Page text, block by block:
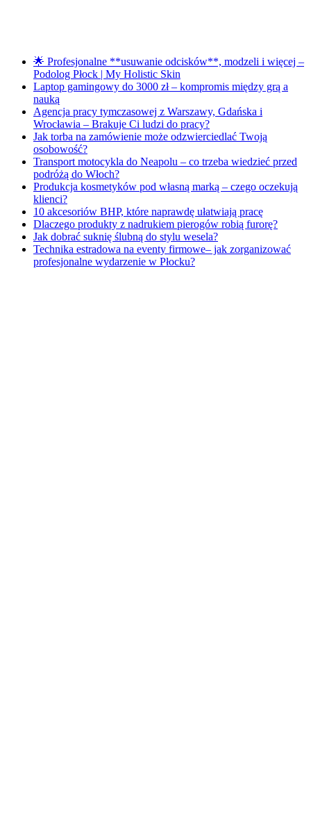
🌟 Profesjonalne **usuwanie odcisków**, modzeli i więcej –
Podolog Płock | My Holistic Skin
Laptop gamingowy do 3000 zł – kompromis między grą a
nauką
Agencja pracy tymczasowej z Warszawy, Gdańska i
Wrocławia – Brakuje Ci ludzi do pracy?
Jak torba na zamówienie może odzwierciedlać Twoją
osobowość?
Transport motocykla do Neapolu – co trzeba wiedzieć przed
podróżą do Włoch?
Produkcja kosmetyków pod własną marką – czego oczekują
klienci?
10 akcesoriów BHP, które naprawdę ułatwiają pracę
Dlaczego produkty z nadrukiem pierogów robią furorę?
Jak dobrać suknię ślubną do stylu wesela?
Technika estradowa na eventy firmowe– jak zorganizować
profesjonalne wydarzenie w Płocku?